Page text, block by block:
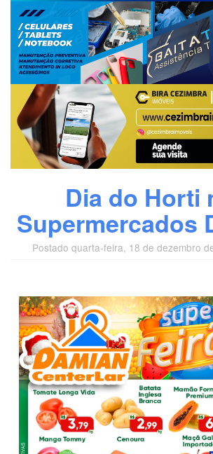
Dia do Horti
Supermercados
Postado quarta-feira, 18 de dezembro